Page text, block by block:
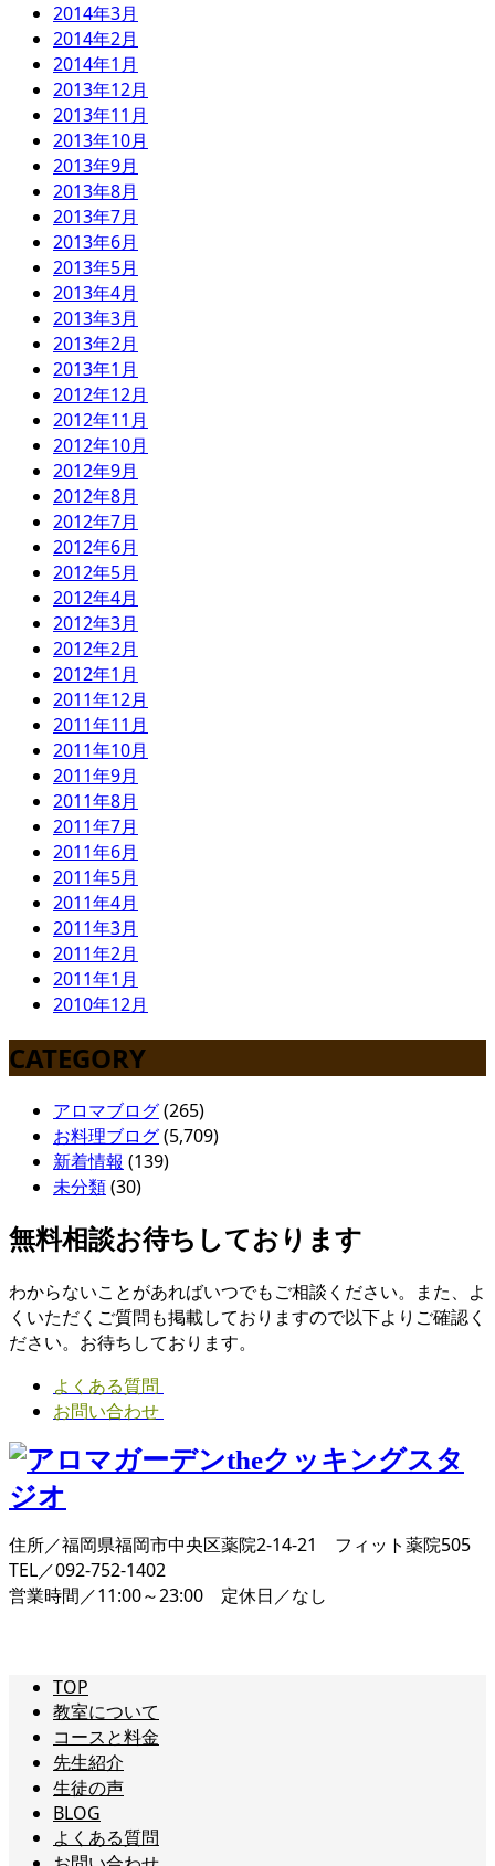
2014年3月
2014年2月
2014年1月
2013年12月
2013年11月
2013年10月
2013年9月
2013年8月
2013年7月
2013年6月
2013年5月
2013年4月
2013年3月
2013年2月
2013年1月
2012年12月
2012年11月
2012年10月
2012年9月
2012年8月
2012年7月
2012年6月
2012年5月
2012年4月
2012年3月
2012年2月
2012年1月
2011年12月
2011年11月
2011年10月
2011年9月
2011年8月
2011年7月
2011年6月
2011年5月
2011年4月
2011年3月
2011年2月
2011年1月
2010年12月
CATEGORY
アロマブログ(265)
お料理ブログ(5,709)
新着情報 (139)
未分類(30)
無料相談お待ちしております
わからないことがあればいつでもご相談ください。また、よ
くいただくご質問も掲載しておりますので以下よりご確認く
ださい。お待ちしております。
よくある質問
お問い合わせ
住所／福岡県福岡市中央区薬院2-14-21 フィット薬院505
TEL／092-752-1402
営業時間／11:00～23:00 定休日／なし
TOP
教室について
コースと料金
先生紹介
生徒の声
BLOG
よくある質問